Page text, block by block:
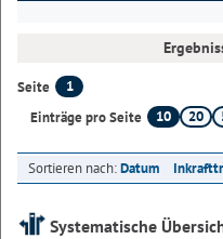
Seite
1
Einträge pro Seite
10 20
Sortieren nach:Datum
Systematische